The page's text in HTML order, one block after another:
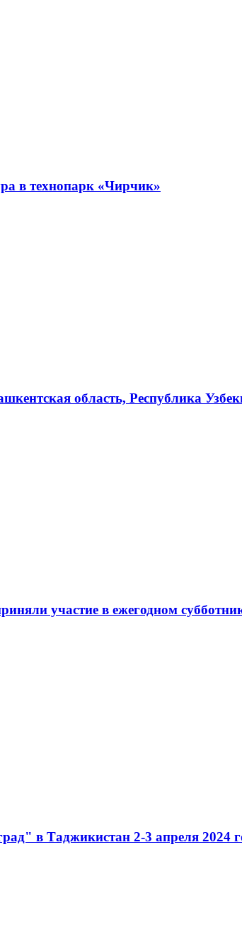
в технопарк «Чирчик»
область, Республика
участие в ежегодном
в Таджикистан 2-3 апреля 2024